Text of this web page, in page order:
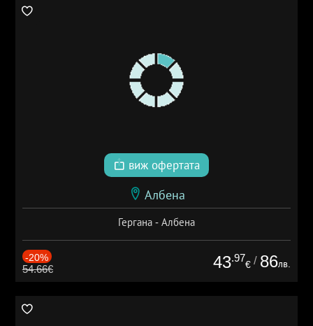
виж офертата
Албена
Гергана - Албена
-20%
54.66€ 43.97
€ / 86лв.